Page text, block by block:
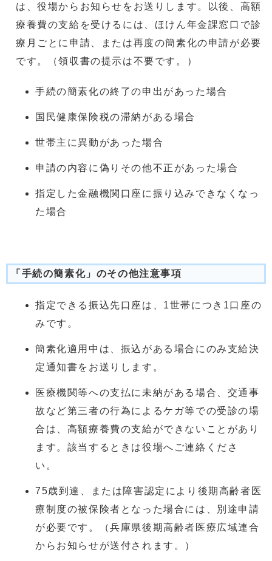
は、役場からお知らせをお送りします。以後、高額
療養費の支給を受けるには、ほけん年金課窓口で診
療月ごとに申請、または再度の簡素化の申請が必要
です。（領収書の提示は不要です。）
手続の簡素化の終了の申出があった場合
国民健康保険税の滞納がある場合
世帯主に異動があった場合
申請の内容に偽りその他不正があった場合
指定した金融機関口座に振り込みできなくなっ
た場合
「手続の簡素化」のその他注意事項
指定できる振込先口座は、1世帯につき1口座の
みです。
簡素化適用中は、振込がある場合にのみ支給決
定通知書をお送りします。
医療機関等への支払に未納がある場合、交通事
故など第三者の行為によるケガ等での受診の場
合は、高額療養費の支給ができないことがあり
ます。該当するときは役場へご連絡くださ
い。
75歳到達、または障害認定により後期高齢者医
療制度の被保険者となった場合には、別途申請
が必要です。（兵庫県後期高齢者医療広域連合
からお知らせが送付されます。）